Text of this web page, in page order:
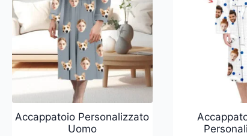
Accappatoio Personalizzato
Uomo